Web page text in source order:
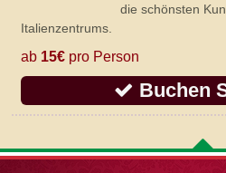
die schönsten
Italienzentrums.
ab 15€ pro Person
Buchen